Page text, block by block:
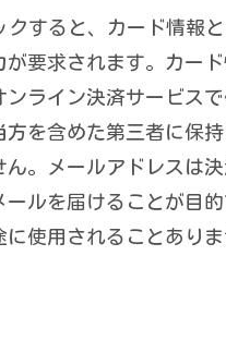
すると、カード情報
が要求されます。カー
ライン決済サービスで
方を含めた第三者に保
ん。メールアドレスは
ールを届けることが目的
に使用されることあり